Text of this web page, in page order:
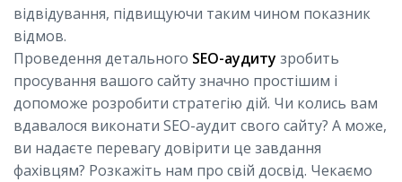
відвідування, підвищуючи таким чином показник
відмов.
Проведення детального SEO-аудиту зробить
просування вашого сайту значно простішим і
допоможе розробити стратегію дій. Чи колись вам
вдавалося виконати SEO-аудит свого сайту? А може,
ви надаєте перевагу довірити це завдання
фахівцям? Розкажіть нам про свій досвід. Чекаємо